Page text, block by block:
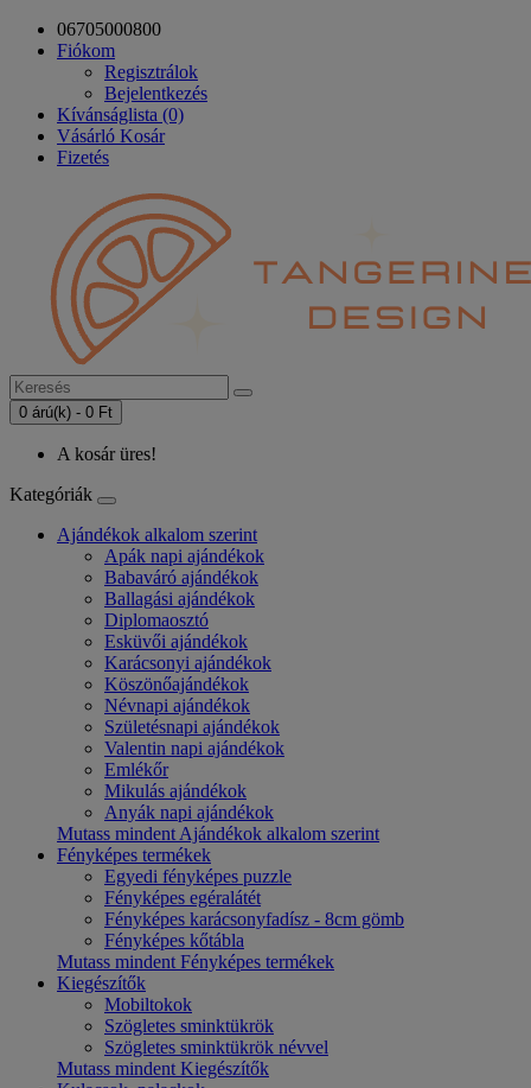
06705000800
Fiókom
Regisztrálok
Bejelentkezés
Kívánságlista (0)
Vásárló Kosár
Fizetés
0 árú(k) - 0 Ft
A kosár üres!
Kategóriák
Ajándékok alkalom szerint
Apák napi ajándékok
Babaváró ajándékok
Ballagási ajándékok
Diplomaosztó
Esküvői ajándékok
Karácsonyi ajándékok
Köszönőajándékok
Névnapi ajándékok
Születésnapi ajándékok
Valentin napi ajándékok
Emlékőr
Mikulás ajándékok
Anyák napi ajándékok
Mutass mindent Ajándékok alkalom szerint
Fényképes termékek
Egyedi fényképes puzzle
Fényképes egéralátét
Fényképes karácsonyfadísz - 8cm gömb
Fényképes kőtábla
Mutass mindent Fényképes termékek
Kiegészítők
Mobiltokok
Szögletes sminktükrök
Szögletes sminktükrök névvel
Mutass mindent Kiegészítők